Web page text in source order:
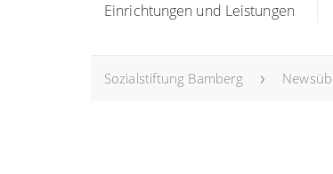
Einrichtungen und Leistungen
Sozialstiftung Bamberg